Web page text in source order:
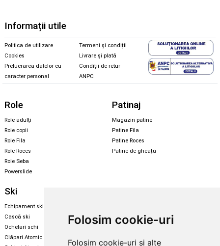
Folosim cookie-uri
Folosim cookie-uri și alte
Informații utile
Politica de utilizare
Cookies
Prelucrarea datelor cu
caracter personal
Termeni și condiții
Livrare și plată
Condiții de retur
ANPC
Role
Role adulți
Role copii
Role Fila
Role Roces
Role Seba
Powerslide
Patinaj
Magazin patine
Patine Fila
Patine Roces
Patine de gheață
Ski
Echipament ski
Cască ski
Ochelari schi
Clăpari Atomic
Echipament snowboard